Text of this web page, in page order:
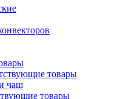
товары
чаш
товары